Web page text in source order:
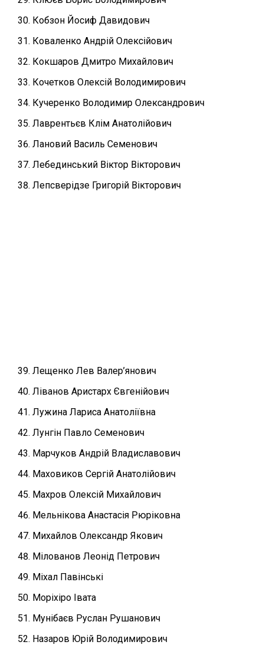
Кобзон Йосиф Давидович
Коваленко Андрій Олексійович
Кокшаров Дмитро Михайлович
Кочетков Олексій Володимирович
Кучеренко Володимир Олександрович
Лаврентьєв Клім Анатолійович
Лановий Василь Семенович
Лебединський Віктор Вікторович
Лепсверідзе Григорій Вікторович
Лещенко Лев Валер’янович
Ліванов Аристарх Євгенійович
Лужина Лариса Анатоліївна
Лунгін Павло Семенович
Марчуков Андрій Владиславович
Маховиков Сергій Анатолійович
Махров Олексій Михайлович
Мельнікова Анастасія Рюріковна
Михайлов Олександр Якович
Мілованов Леонід Петрович
Міхал Павінські
Моріхіро Івата
Мунібаєв Руслан Рушанович
Назаров Юрій Володимирович